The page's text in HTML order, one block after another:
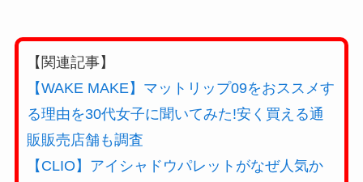
【関連記事】
【WAKE MAKE】マットリップ09をおススメす
る理由を30代女子に聞いてみた!安く買える通
販販売店舗も調査
【CLIO】アイシャドウパレットがなぜ人気か